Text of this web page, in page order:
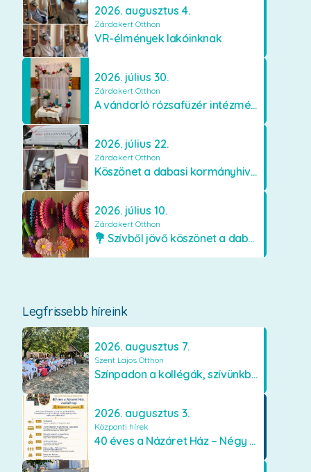
2026. augusztus 4.
Zárdakert Otthon
VR-élmények lakóinknak
2026. július 30.
Zárdakert Otthon
A vándorló rózsafüzér intézményünkben
2026. július 22.
Zárdakert Otthon
Köszönet a dabasi kormányhivatal munkatársainak
2026. július 10.
Zárdakert Otthon
💐 Szívből jövő köszönet a dabasi Orimamiknak! 💐
Legfrissebb híreink
2026. augusztus 7.
Szent Lajos Otthon
Színpadon a kollégák, szívünkben a lakók
2026. augusztus 3.
Központi hírek
40 éves a Názáret Ház – Négy évtized szeretetben és gondoskodásban